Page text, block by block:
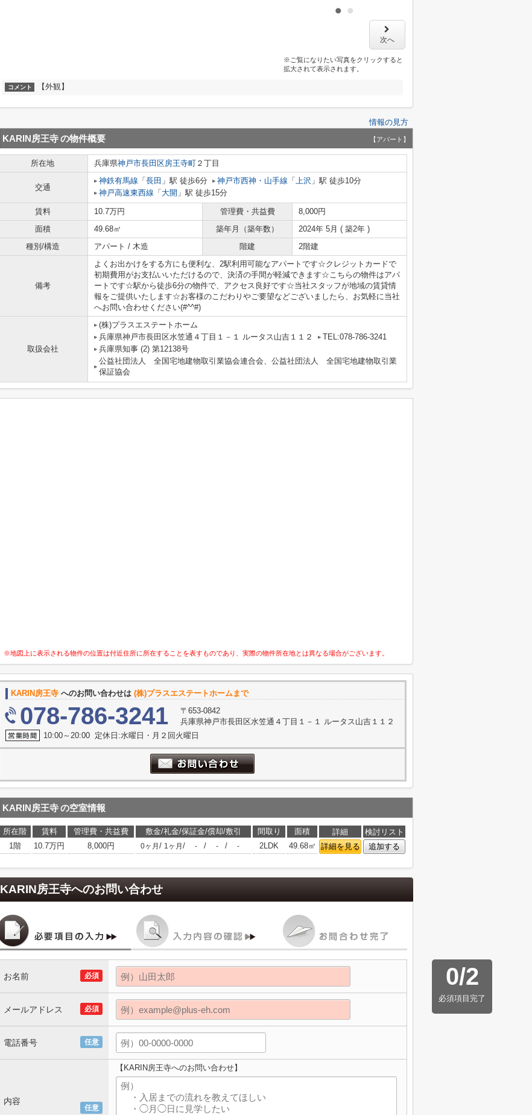
次へ
※ご覧になりたい写真をクリックすると
拡大されて表示されます。
コメント 【外観】
情報の見方
KARIN房王寺の物件概要 【アパート】
所在地 兵庫県神戸市長田区房王寺町 ２丁目
交通
神鉄有馬線 「 長田 」駅 徒歩6分 神戸市西神・山手線 「 上沢 」駅 徒歩10分
神戸高速東西線 「 大開 」駅 徒歩15分
賃料 10.7万円 管理費・共益費
8,000円
面積
49.68㎡ 築年月（築年数）
2024年 5月 ( 築2年 )
種別/構造
アパート / 木造 階建 2階建
備考
よくお出かけをする方にも便利な、2駅利用可能なアパートです☆クレジットカードで
初期費用がお支払いいただけるので、決済の手間が軽減できます☆こちらの物件はアパ
ートです☆駅から徒歩6分の物件で、アクセス良好です☆当社スタッフが地域の賃貸情
報をご提供いたします☆お客様のこだわりやご要望などございましたら、お気軽に当社
へお問い合わせください(#^^#)
取扱会社
(株)プラスエステートホーム
兵庫県神戸市長田区水笠通４丁目１－１ ルータス山吉１１２
TEL:078-786-3241
兵庫県知事 (2) 第12138号
公益社団法人 全国宅地建物取引業協会連合会、公益社団法人 全国宅地建物取引業
保証協会
※地図上に表示される物件の位置は付近住所に所在することを表すものであり、実際の物件所在地とは異なる場合がございます。
KARIN房王寺 へのお問い合わせは (株)プラスエステートホームまで
078-786-3241
〒653-0842
兵庫県神戸市長田区水笠通４丁目１－１ ルータス山吉１１２
10:00～20:00 定休日:水曜日・月２回火曜日
KARIN房王寺の空室情報
所在階 賃料 管理費・共益費 敷金/礼金/保証金/償却/敷引 間取り 面積 詳細
検討リスト
1階
10.7万円 8,000円 0ヶ月 / 1ヶ月 / - / - / - 2LDK 49.68㎡ 詳細を見る 追加する
KARIN房王寺へのお問い合わせ
0/2
必須項目完了
必須
お名前
必須
メールアドレス
任意
電話番号
任意
内容
【KARIN房王寺へのお問い合わせ】